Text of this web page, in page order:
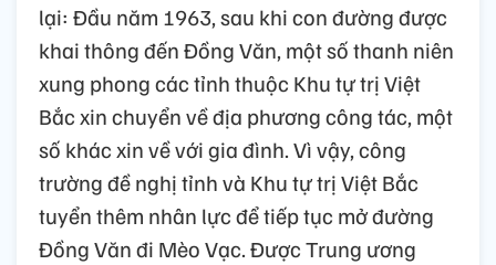
lại: Đầu năm 1963, sau khi con đường được
khai thông đến Đồng Văn, một số thanh niên
xung phong các tỉnh thuộc Khu tự trị Việt
Bắc xin chuyển về địa phương công tác, một
số khác xin về với gia đình. Vì vậy, công
trường đề nghị tỉnh và Khu tự trị Việt Bắc
tuyển thêm nhân lực để tiếp tục mở đường
Đồng Văn đi Mèo Vạc. Được Trung ương